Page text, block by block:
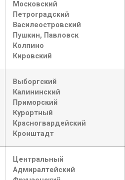
Московский
Петроградский
Василеостровский
Пушкин, Павловск
Колпино
Кировский
Выборгский
Калининский
Приморский
Курортный
Красногвардейский
Кронштадт
Центральный
Адмиралтейский